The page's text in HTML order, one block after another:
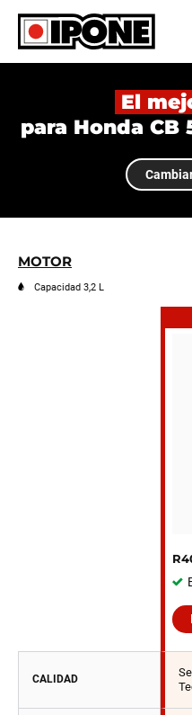
Ipone
ACEITES MOTOR
CONSERVACIÓN
MANTENIMIENTO
LIFESTYLE
LA MARCA
El
para Honda CB
MOTOR
Capacidad 3,2 L
CALIDAD